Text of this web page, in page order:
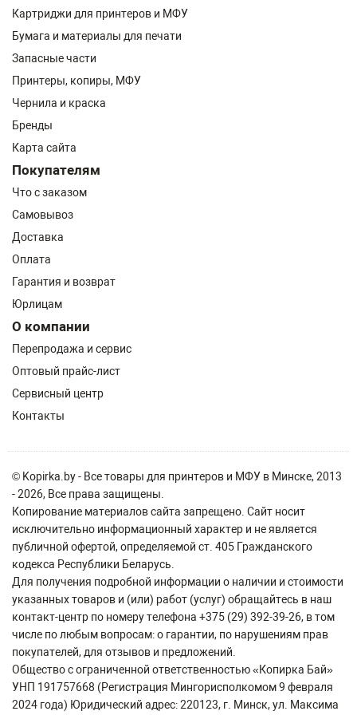
Картриджи для принтеров и МФУ
Бумага и материалы для печати
Запасные части
Принтеры, копиры, МФУ
Чернила и краска
Бренды
Карта сайта
Покупателям
Что с заказом
Самовывоз
Доставка
Оплата
Гарантия и возврат
Юрлицам
О компании
Перепродажа и сервис
Оптовый прайс-лист
Сервисный центр
Контакты
© Kopirka.by - Все товары для принтеров и МФУ в Минске, 2013
- 2026, Все права защищены.
Копирование материалов сайта запрещено. Сайт носит
исключительно информационный характер и не является
публичной офертой, определяемой ст. 405 Гражданского
кодекса Республики Беларусь.
Для получения подробной информации о наличии и стоимости
указанных товаров и (или) работ (услуг) обращайтесь в наш
контакт-центр по номеру телефона +375 (29) 392-39-26, в том
числе по любым вопросам: о гарантии, по нарушениям прав
покупателей, для отзывов и предложений.
Общество с ограниченной ответственностью «Копирка Бай»
УНП 191757668 (Регистрация Мингорисполкомом 9 февраля
2024 года) Юридический адрес: 220123, г. Минск, ул. Максима